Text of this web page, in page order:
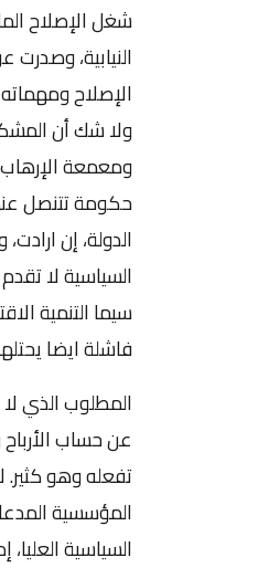
شغل الإصلاح
النيابية،
الإصلاح
ولا شك أن
ومعمعة
حكومة تتنصل
الدولة، إن
السياسية لا
سيما التنمية
فاشلة ايضا
المطلوب الذي
عن حساب
تفعله وهو
المؤسسية
السياسية